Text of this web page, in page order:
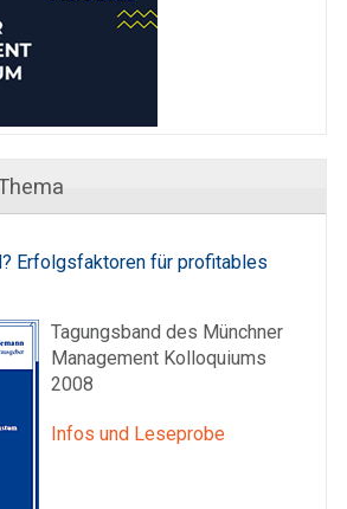
Erfolgsfaktoren für profitables
Tagungsband des Münchner
Management Kolloquiums
2008
Infos und Leseprobe